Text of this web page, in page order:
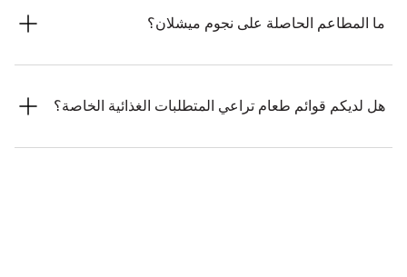
ما المطاعم الحاصلة على نجوم ميشلان؟
المطاعم شهرةً عالمياً، بما يقدمه من مأكولات بريطانية تراثية.
هل لديكم قوائم طعام تراعي المتطلبات الغذائية الخاصة؟